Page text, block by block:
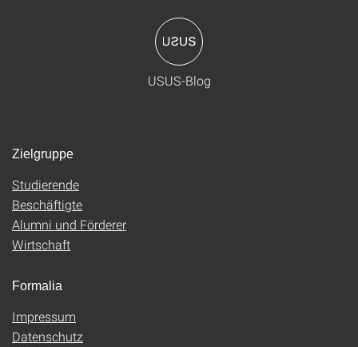
USUS-Blog
Zielgruppe
Studierende
Beschäftigte
Alumni und Förderer
Wirtschaft
Formalia
Impressum
Datenschutz